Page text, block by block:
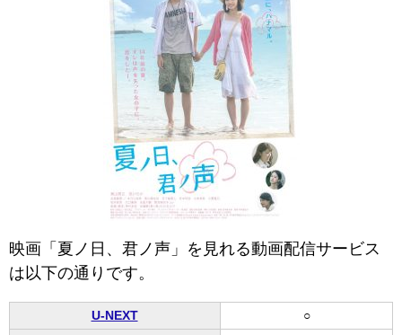
映画「夏ノ日、君ノ声」を見れる動画配信サービス
は以下の通りです。
U-NEXT
○